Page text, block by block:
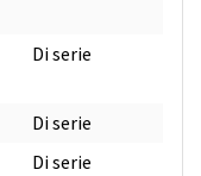
Di serie
Di serie
Di serie